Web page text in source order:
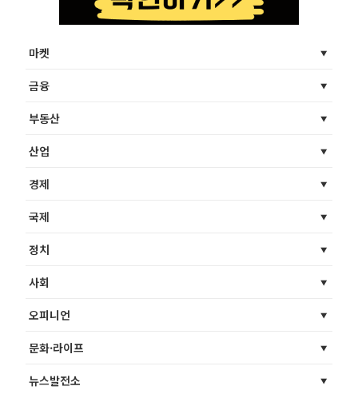
마켓
금융
부동산
산업
경제
국제
정치
사회
오피니언
문화·라이프
뉴스발전소